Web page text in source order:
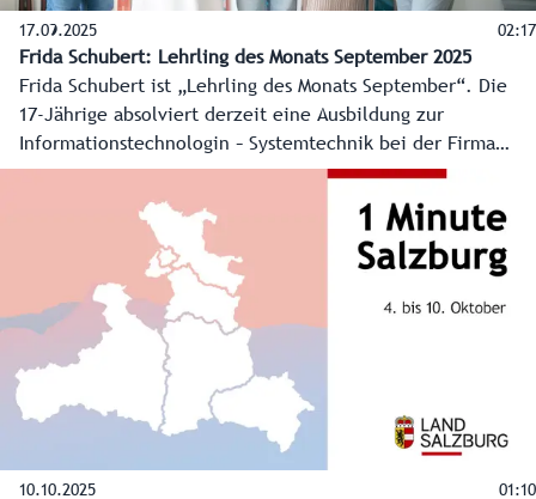
17.09.2025 02:17
Frida Schubert: Lehrling des Monats September 2025
Frida Schubert ist „Lehrling des Monats September“. Die
17-Jährige absolviert derzeit eine Ausbildung zur
Informationstechnologin – Systemtechnik bei der Firma
Blizzard in Mittersill. Land Salzburg und Wirtschaftskammer
Salzburg küren seit 2024 gemeinsam den Lehrling des
10.10.2025 01:10